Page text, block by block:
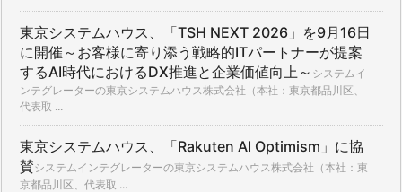
東京システムハウス、「TSH NEXT 2026」を9月16日
に開催～お客様に寄り添う戦略的ITパートナーが提案
するAI時代におけるDX推進と企業価値向上～ システムイ
ンテグレーターの東京システムハウス株式会社（本社：東京都品川区、
代表取 ...
東京システムハウス、「Rakuten AI Optimism」に協
賛システムインテグレーターの東京システムハウス株式会社（本社：東
京都品川区、代表取 ...